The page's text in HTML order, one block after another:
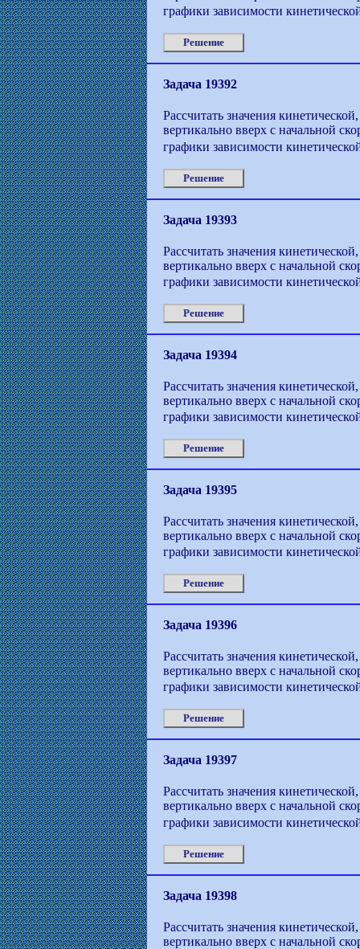
графики зависимости
Решение
Задача 19392
Рассчитать значения
вертикально вверх с начальной
графики зависимости
Решение
Задача 19393
Рассчитать значения
вертикально вверх с начальной
графики зависимости
Решение
Задача 19394
Рассчитать значения
вертикально вверх с начальной
графики зависимости
Решение
Задача 19395
Рассчитать значения
вертикально вверх с начальной
графики зависимости
Решение
Задача 19396
Рассчитать значения
вертикально вверх с начальной
графики зависимости
Решение
Задача 19397
Рассчитать значения
вертикально вверх с начальной
графики зависимости
Решение
Задача 19398
Рассчитать значения
вертикально вверх с начальной